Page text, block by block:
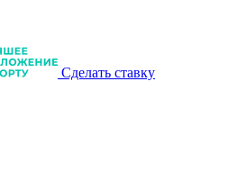
Сделать ставку